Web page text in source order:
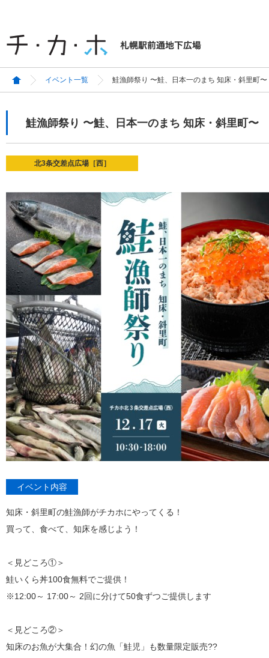
イベント一覧 鮭漁師祭り 〜鮭、日本一のまち 知床・斜里町〜
鮭漁師祭り 〜鮭、日本一のまち 知床・斜里町〜
北3条交差点広場［西］
イベント内容
知床・斜里町の鮭漁師がチカホにやってくる！
買って、食べて、知床を感じよう！
＜見どころ①＞
鮭いくら丼100食無料でご提供！
※12:00～ 17:00～ 2回に分けて50食ずつご提供します
＜見どころ②＞
知床のお魚が大集合！幻の魚「鮭児」も数量限定販売??